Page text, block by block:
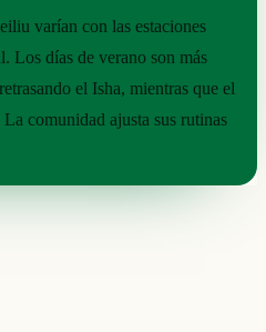
varían con las estaciones
Los días de verano son más
el Isha, mientras que el
comunidad ajusta sus rutinas